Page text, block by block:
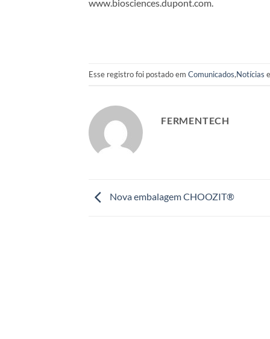
www.biosciences.dupont.com.
Esse registro foi postado em Comunicados,Notícias
FERMENTECH
Nova embalagem CHOOZIT®